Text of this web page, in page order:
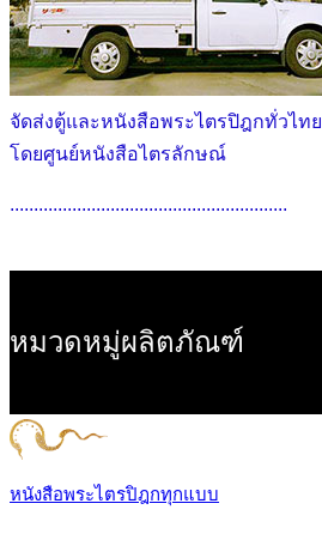
จัดส่งตู้และหนังสือพระไตรปิฎกทั่วไทย
โดยศูนย์หนังสือไตรลักษณ์
..........................................................
หมวดหมู่ผลิตภัณฑ์
หนังสือพระไตรปิฎกทุกแบบ